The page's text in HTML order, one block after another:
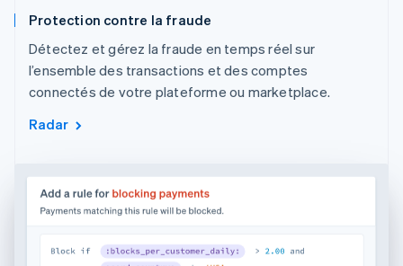
Protection contre la fraude
Détectez et gérez la fraude en temps réel sur
l’ensemble des transactions et des comptes
connectés de votre plateforme ou marketplace.
Radar